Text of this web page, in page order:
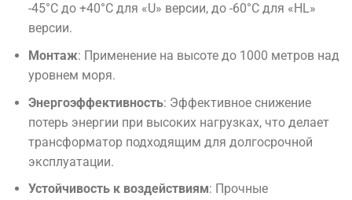
-45°C до +40°C для «U» версии, до -60°C для «HL»
версии.
Монтаж: Применение на высоте до 1000 метров над
уровнем моря.
Энергоэффективность: Эффективное снижение
потерь энергии при высоких нагрузках, что делает
трансформатор подходящим для долгосрочной
эксплуатации.
Устойчивость к воздействиям: Прочные